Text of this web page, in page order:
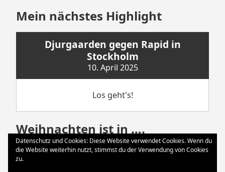
Mein nächstes Highlight
Djurgaarden gegen Rapid in
Stockholm
10. April 2025
Los geht's!
Weihnachten ist in ….
Weihnachten
Datenschutz und Cookies: Diese Website verwendet Cookies. Wenn du
die Website weiterhin nutzt, stimmst du der Verwendung von Cookies
zu.